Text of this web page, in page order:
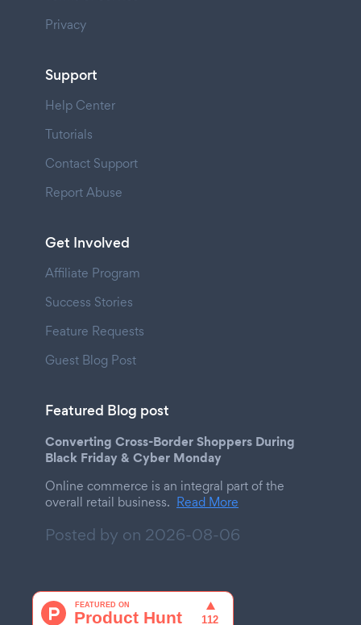
Privacy
Support
Help Center
Tutorials
Contact Support
Report Abuse
Get Involved
Affiliate Program
Success Stories
Feature Requests
Guest Blog Post
Featured Blog post
Converting Cross-Border Shoppers During
Black Friday & Cyber Monday
Online commerce is an integral part of the
overall retail business. Read More
Posted by on 2026-08-06